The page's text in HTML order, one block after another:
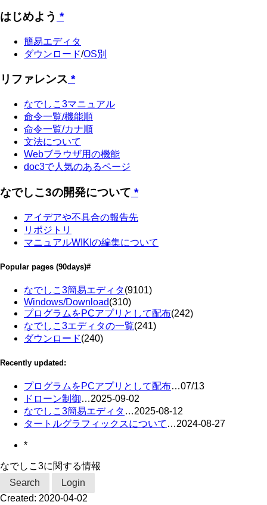
はじめよう *
簡易エディタ
ダウンロード/OS別
リファレンス *
なでしこ3マニュアル
命令一覧/機能順
命令一覧/カナ順
文法について
Webブラウザ用の機能
doc3で人気のあるページ
なでしこ3の開発について *
アイデアや不具合の報告先
リポジトリ
マニュアルWIKIの編集について
Popular pages (90days)#
なでしこ3簡易エディタ(9101)
Windows/Download(310)
プログラムをPCアプリとして配布(242)
なでしこ3エディタの一覧(241)
ダウンロード(240)
Recently updated:
プログラムをPCアプリとして配布…07/13
ドローン制御…2025-09-02
なでしこ3簡易エディタ …2025-08-12
タートルグラフィックスについて …2024-08-27
*
なでしこ3に関する情報
Search
Login
Created: 2020-04-02